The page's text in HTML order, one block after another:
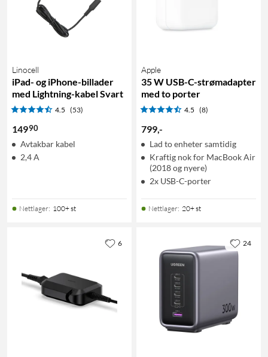
Linocell
iPad- og iPhone-billader
med Lightning-kabel Svart
4.5 (53)
14990
Avtakbar kabel
2,4 A
Nettlager: 100+ st
Apple
35 W USB-C-strømadapter
med to porter
4.5 (8)
799,-
Lad to enheter samtidig
Kraftig nok for MacBook Air
(2018 og nyere)
2x USB-C-porter
Nettlager: 20+ st
6 24